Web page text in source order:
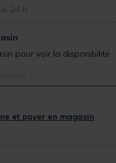
24 h
pour voir la disponibilité
et payer en magasin